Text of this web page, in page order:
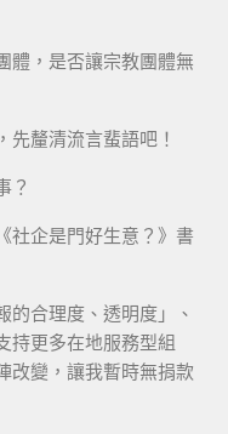
體，是否讓宗教團體無
先釐清流言蜚語吧！
？
社企是門好生意？》書
的合理度、透明度」、
持更多在地服務型組
改變，讓我暫時無捐款